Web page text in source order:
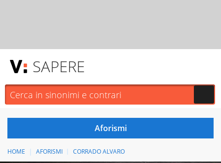
SAPERE
HOME AFORISMI CORRADO ALVARO